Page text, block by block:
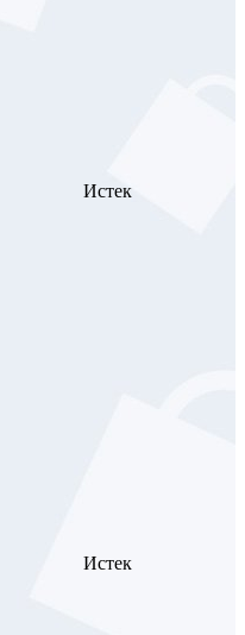
Истек
Истек